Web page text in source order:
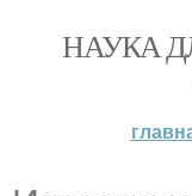
НАУКА